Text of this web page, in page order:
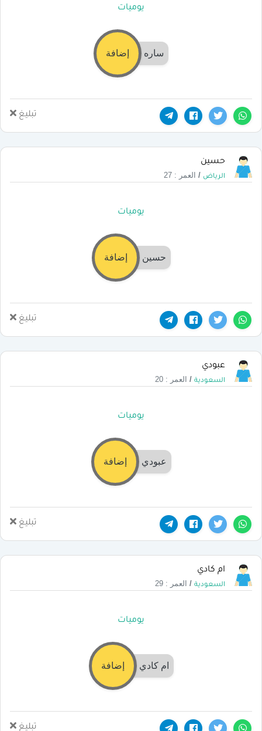
يوميات
ساره إضافة
تبليغ
حسين
الرياض / العمر : 27
يوميات
حسين إضافة
تبليغ
عبودي
السعودية / العمر : 20
يوميات
عبودي إضافة
تبليغ
ام كادي
السعودية / العمر : 29
يوميات
ام كادي إضافة
تبليغ